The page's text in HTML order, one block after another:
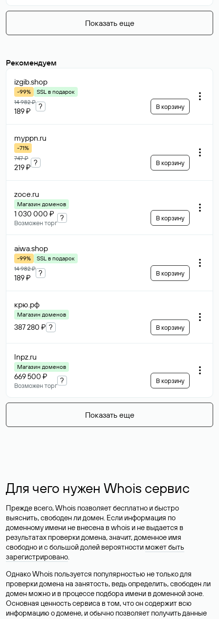
Показать еще
Рекомендуем
izgib.shop
-99%
SSL в подарок
14 982 ₽
189 ₽
? В корзину
myppn.ru
-71%
747 ₽
219 ₽
? В корзину
zoce.ru
Магазин доменов
1 030 000 ₽
Возможен торг
? В корзину
aiwa.shop
-99%
SSL в подарок
14 982 ₽
189 ₽
? В корзину
крю.рф
Магазин доменов
387 280 ₽ ? В корзину
lnpz.ru
Магазин доменов
669 500 ₽
Возможен торг
? В корзину
Показать еще
Для чего нужен Whois сервис
Прежде всего, Whois позволяет бесплатно и быстро
выяснить, свободен ли домен. Если информация по
доменному имени не внесена в whois и не выдается в
результатах проверки домена, значит, доменное имя
свободно и с большой долей вероятности может быть
зарегистрировано.
Однако Whois пользуется популярностью не только для
проверки домена на занятость, ведь определить, свободен ли
домен можно и в процессе подбора имени в доменной зоне.
Основная ценность сервиса в том, что он содержит всю
информацию о домене, и обычно позволяет получить данные